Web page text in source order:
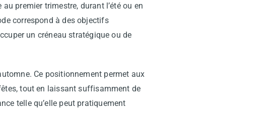
premier trimestre, durant l’été ou en
correspond à des objectifs
un créneau stratégique ou de
Ce positionnement permet aux
tout en laissant suffisamment de
telle qu’elle peut pratiquement